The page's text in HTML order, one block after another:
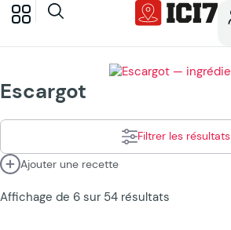
Escargot
Filtrer les résultats
Ajouter une recette
Affichage de 6 sur 54 résultats